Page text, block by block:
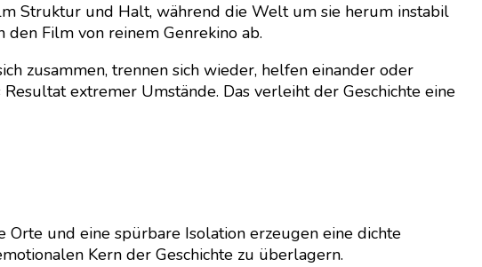
Struktur und Halt, während die Welt um sie herum instabil
den Film von reinem Genrekino ab.
zusammen, trennen sich wieder, helfen einander oder
extremer Umstände. Das verleiht der Geschichte eine
und eine spürbare Isolation erzeugen eine dichte
Kern der Geschichte zu überlagern.